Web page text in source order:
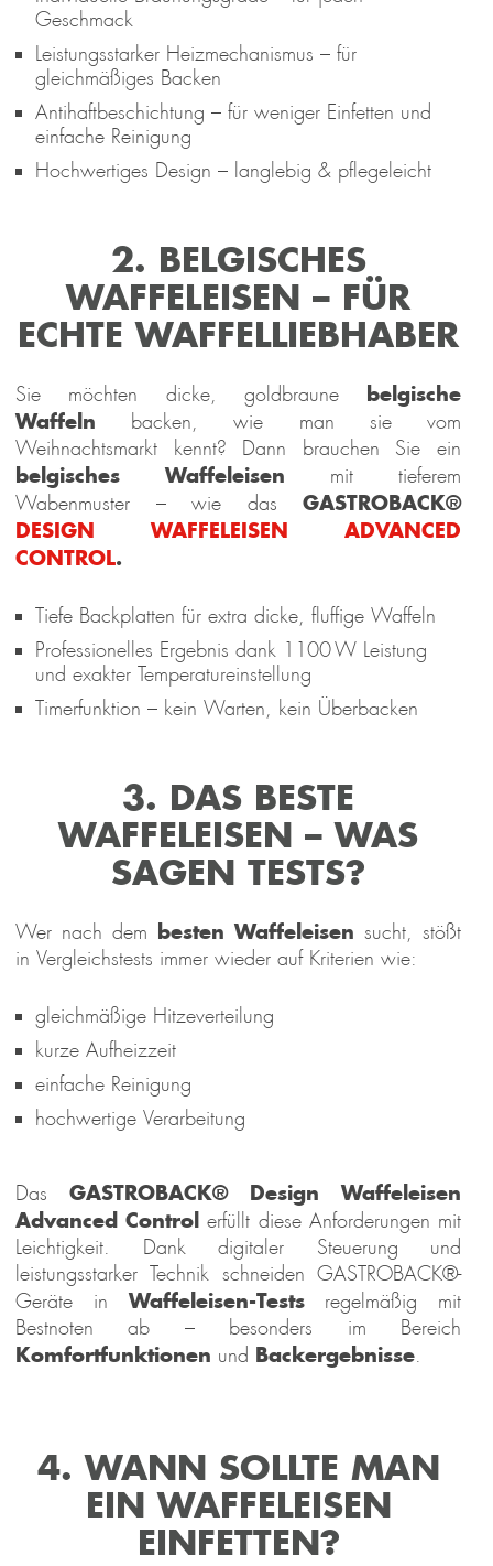
Geschmack
Leistungsstarker Heizmechanismus – für
gleichmäßiges Backen
Antihaftbeschichtung – für weniger Einfetten und
einfache Reinigung
Hochwertiges Design – langlebig & pflegeleicht
2. BELGISCHES
WAFFELEISEN – FÜR
ECHTE WAFFELLIEBHABER
Sie möchten dicke, goldbraune belgische
Waffeln backen, wie man sie vom
Weihnachtsmarkt kennt? Dann brauchen Sie ein
belgisches Waffeleisen mit tieferem
Wabenmuster – wie das GASTROBACK®
DESIGN WAFFELEISEN ADVANCED
CONTROL.
Tiefe Backplatten für extra dicke, fluffige Waffeln
Professionelles Ergebnis dank 1100 W Leistung
und exakter Temperatureinstellung
Timerfunktion – kein Warten, kein Überbacken
3. DAS BESTE
WAFFELEISEN – WAS
SAGEN TESTS?
Wer nach dem besten Waffeleisen sucht, stößt
in Vergleichstests immer wieder auf Kriterien wie:
gleichmäßige Hitzeverteilung
kurze Aufheizzeit
einfache Reinigung
hochwertige Verarbeitung
Das GASTROBACK® Design Waffeleisen
Advanced Control erfüllt diese Anforderungen mit
Leichtigkeit. Dank digitaler Steuerung und
leistungsstarker Technik schneiden GASTROBACK®-
Geräte in Waffeleisen-Testsregelmäßig mit
Bestnoten ab – besonders im Bereich
Komfortfunktionen und Backergebnisse.
4. WANN SOLLTE MAN
EIN WAFFELEISEN
EINFETTEN?